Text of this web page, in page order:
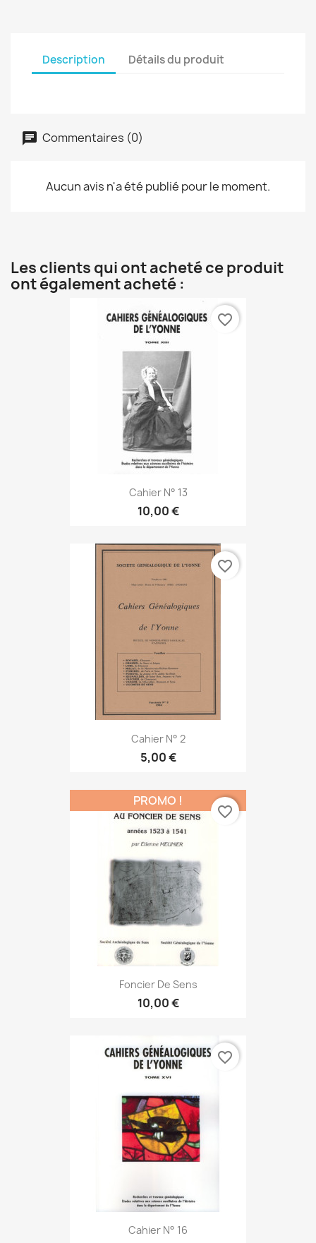
Description Détails du produit
Commentaires (0)
Aucun avis n'a été publié pour le moment.
Les clients qui ont acheté ce produit
ont également acheté :
Cahier N° 13
10,00 €
favorite_border
Cahier N° 2
5,00 €
favorite_border
Foncier De Sens
10,00 €
PROMO !
favorite_border
Cahier N° 16
favorite_border